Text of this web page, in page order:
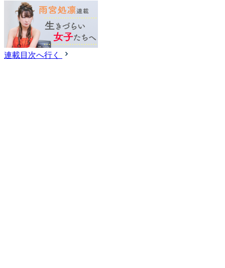
連載目次へ行く